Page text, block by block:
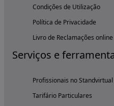
Condições de Utilização
Política de Privacidade
Livro de Reclamações online
Serviços e
Profissionais no Standvirtual
Tarifário Particulares